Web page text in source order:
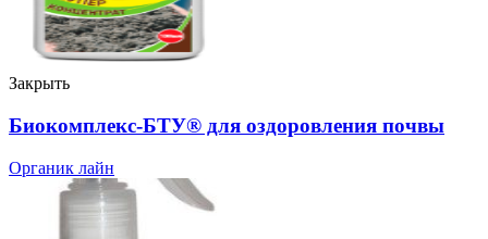
Закрыть
Биокомплекс-БТУ® для оздоровления почвы
Органик лайн